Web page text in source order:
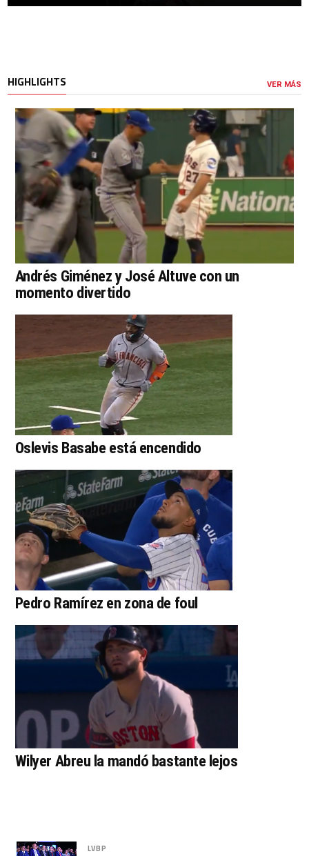
HIGHLIGHTS VER MÁS
Andrés Giménez y José Altuve con un
momento divertido
Oslevis Basabe está encendido
Pedro Ramírez en zona de foul
Wilyer Abreu la mandó bastante lejos
LVBP